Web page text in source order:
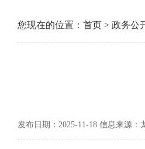
您现在的位置： 首页 > 政务公
发布日期：2025-11-18 信息来源：